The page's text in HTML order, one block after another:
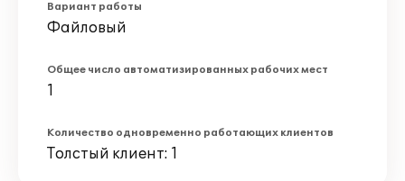
Вариант работы
Файловый
Общее число автоматизированных рабочих мест
1
Количество одновременно работающих клиентов
Толстый клиент: 1